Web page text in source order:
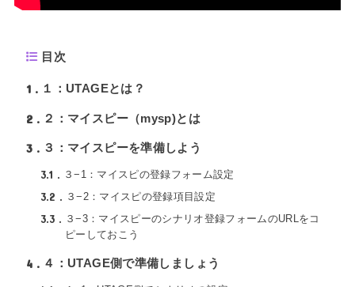
目次
1 １：UTAGEとは？
2 ２：マイスピー（mysp)とは
3 ３：マイスピーを準備しよう
3.1 ３−1：マイスピの登録フォーム設定
3.2 ３−2：マイスピの登録項目設定
3.3
３−3：マイスピーのシナリオ登録フォームのURLをコ
ピーしておこう
4 ４：UTAGE側で準備しましょう